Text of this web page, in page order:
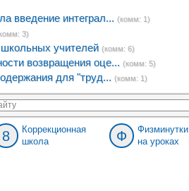
введение интеграл... (комм: 1)
3)
учителей (комм: 6)
возвращения оце... (комм: 5)
для "труд... (комм: 1)
8
Коррекционная
школа
Ф
Физминутки
на уроках